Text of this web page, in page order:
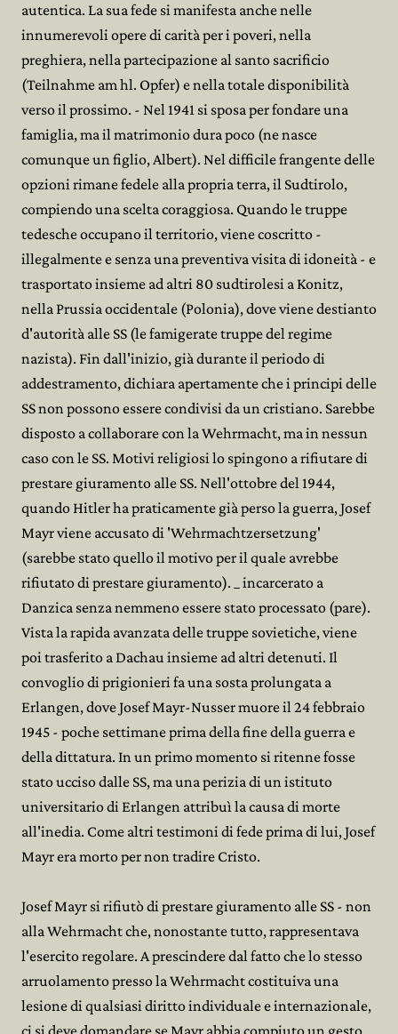
autentica. La sua fede si manifesta anche nelle
innumerevoli opere di carità per i poveri, nella
preghiera, nella partecipazione al santo sacrificio
(Teilnahme am hl. Opfer) e nella totale disponibilità
verso il prossimo. - Nel 1941 si sposa per fondare una
famiglia, ma il matrimonio dura poco (ne nasce
comunque un figlio, Albert). Nel difficile frangente delle
opzioni rimane fedele alla propria terra, il Sudtirolo,
compiendo una scelta coraggiosa. Quando le truppe
tedesche occupano il territorio, viene coscritto -
illegalmente e senza una preventiva visita di idoneità - e
trasportato insieme ad altri 80 sudtirolesi a Konitz,
nella Prussia occidentale (Polonia), dove viene destianto
d'autorità alle SS (le famigerate truppe del regime
nazista). Fin dall'inizio, già durante il periodo di
addestramento, dichiara apertamente che i principi delle
SS non possono essere condivisi da un cristiano. Sarebbe
disposto a collaborare con la Wehrmacht, ma in nessun
caso con le SS. Motivi religiosi lo spingono a rifiutare di
prestare giuramento alle SS. Nell'ottobre del 1944,
quando Hitler ha praticamente già perso la guerra, Josef
Mayr viene accusato di 'Wehrmachtzersetzung'
(sarebbe stato quello il motivo per il quale avrebbe
rifiutato di prestare giuramento). _ incarcerato a
Danzica senza nemmeno essere stato processato (pare).
Vista la rapida avanzata delle truppe sovietiche, viene
poi trasferito a Dachau insieme ad altri detenuti. Il
convoglio di prigionieri fa una sosta prolungata a
Erlangen, dove Josef Mayr-Nusser muore il 24 febbraio
1945 - poche settimane prima della fine della guerra e
della dittatura. In un primo momento si ritenne fosse
stato ucciso dalle SS, ma una perizia di un istituto
universitario di Erlangen attribuì la causa di morte
all'inedia. Come altri testimoni di fede prima di lui, Josef
Mayr era morto per non tradire Cristo.
Josef Mayr si rifiutò di prestare giuramento alle SS - non
alla Wehrmacht che, nonostante tutto, rappresentava
l'esercito regolare. A prescindere dal fatto che lo stesso
arruolamento presso la Wehrmacht costituiva una
lesione di qualsiasi diritto individuale e internazionale,
ci si deve domandare se Mayr abbia compiuto un gesto